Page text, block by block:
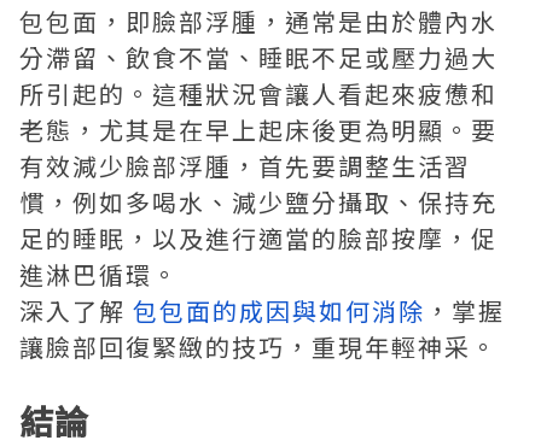
包包面，即臉部浮腫，通常是由於體內水
分滯留、飲食不當、睡眠不足或壓力過大
所引起的。這種狀況會讓人看起來疲憊和
老態，尤其是在早上起床後更為明顯。要
有效減少臉部浮腫，首先要調整生活習
慣，例如多喝水、減少鹽分攝取、保持充
足的睡眠，以及進行適當的臉部按摩，促
進淋巴循環。
深入了解 包包面的成因與如何消除 ，掌握
讓臉部回復緊緻的技巧，重現年輕神采。
結論